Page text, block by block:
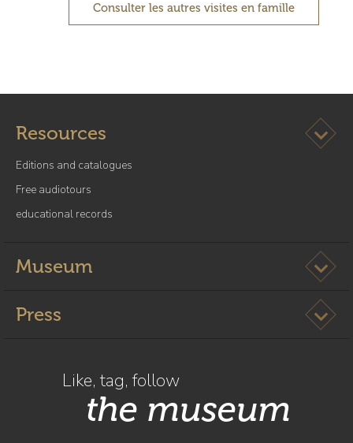
Consulter les autres visites en famille
dossier
l’exposition
Resources Ouvrir
Editions and catalogues
Free audiotours
educational records
Museum Ouvrir
Press Ouvrir
Like, tag, follow
the museum